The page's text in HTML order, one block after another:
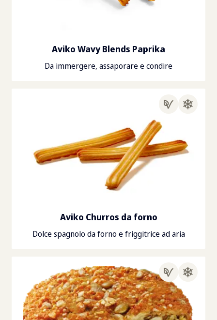
Aviko Wavy Blends Paprika
Da immergere, assaporare e condire
Aviko Churros da forno
Dolce spagnolo da forno e friggitrice ad aria